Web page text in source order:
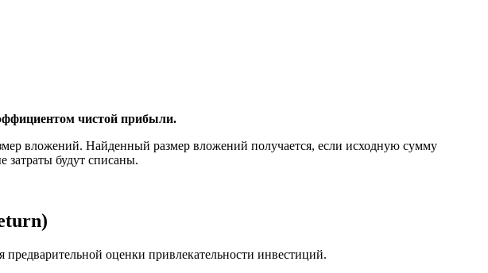
чистой прибыли.
вложений. Найденный размер вложений получается, если исходную сумму
затраты будут списаны.
оценки привлекательности инвестиций.